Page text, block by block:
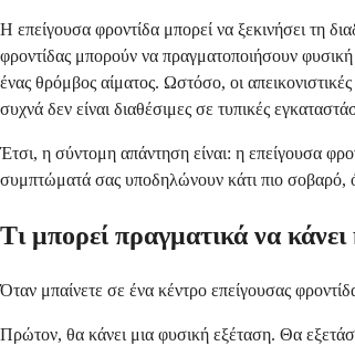
Η επείγουσα φροντίδα μπορεί να ξεκινήσει τη
φροντίδας μπορούν να πραγματοποιήσουν
ένας θρόμβος αίματος. Ωστόσο, οι
συχνά δεν είναι διαθέσιμες σε τυπικές
Έτσι, η σύντομη απάντηση είναι: η επείγουσα
συμπτώματά σας υποδηλώνουν κάτι πιο σοβαρό,
Τι μπορεί πραγματικά να
Όταν μπαίνετε σε ένα κέντρο επείγουσας
Πρώτον, θα κάνει μια φυσική εξέταση. Θα